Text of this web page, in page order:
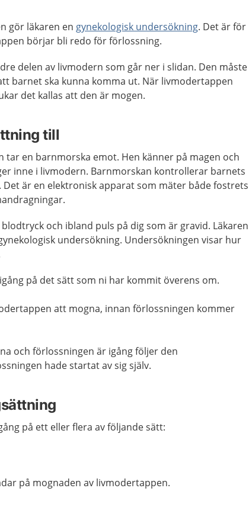
gör läkaren en gynekologisk undersökning. Det är för
börjar bli redo för förlossning.
delen av livmodern som går ner i slidan. Den måste
barnet ska kunna komma ut. När livmodertappen
det kallas att den är mogen.
till
tar en barnmorska emot. Hen känner på magen och
inne i livmodern. Barnmorskan kontrollerar barnets
. Det är en elektronisk apparat som mäter både fostrets
och ibland puls på dig som är gravid. Läkaren
undersökning. Undersökningen visar hur
på det sätt som ni har kommit överens om.
att mogna, innan förlossningen kommer
och förlossningen är igång följer den
hade startat av sig själv.
på ett eller flera av följande sätt:
på mognaden av livmodertappen.